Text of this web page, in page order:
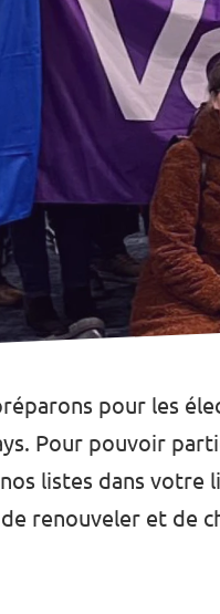
pour les
Pour pouvoir
listes dans votre
renouveler et de